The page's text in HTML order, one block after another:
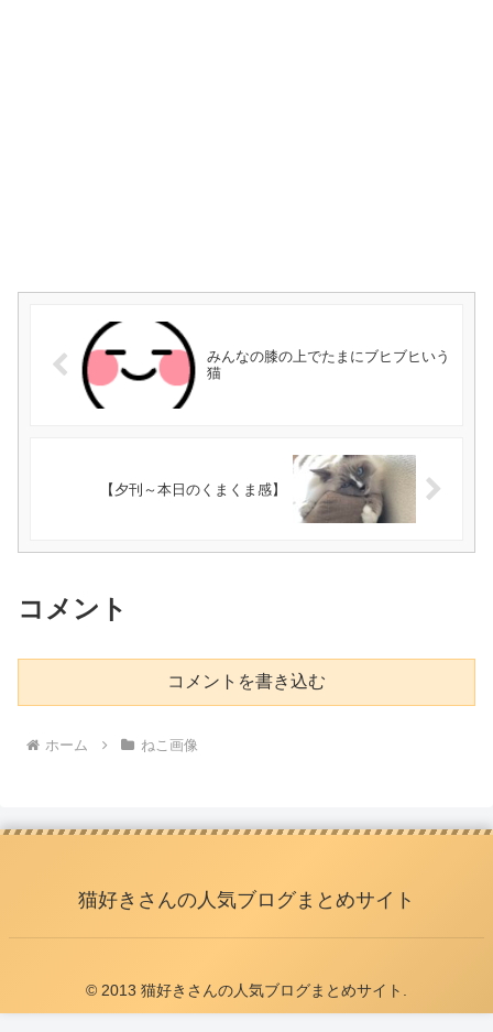
みんなの膝の上でたまにブヒブヒいう
猫
【夕刊～本日のくまくま感】
コメント
コメントを書き込む
ホーム ねこ画像
猫好きさんの人気ブログまとめサイト
© 2013 猫好きさんの人気ブログまとめサイト.